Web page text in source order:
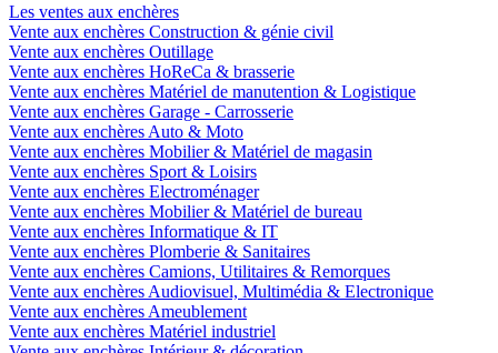
Les ventes aux enchères
Vente aux enchères Construction & génie civil
Vente aux enchères Outillage
Vente aux enchères HoReCa & brasserie
Vente aux enchères Matériel de manutention & Logistique
Vente aux enchères Garage - Carrosserie
Vente aux enchères Auto & Moto
Vente aux enchères Mobilier & Matériel de magasin
Vente aux enchères Sport & Loisirs
Vente aux enchères Electroménager
Vente aux enchères Mobilier & Matériel de bureau
Vente aux enchères Informatique & IT
Vente aux enchères Plomberie & Sanitaires
Vente aux enchères Camions, Utilitaires & Remorques
Vente aux enchères Audiovisuel, Multimédia & Electronique
Vente aux enchères Ameublement
Vente aux enchères Matériel industriel